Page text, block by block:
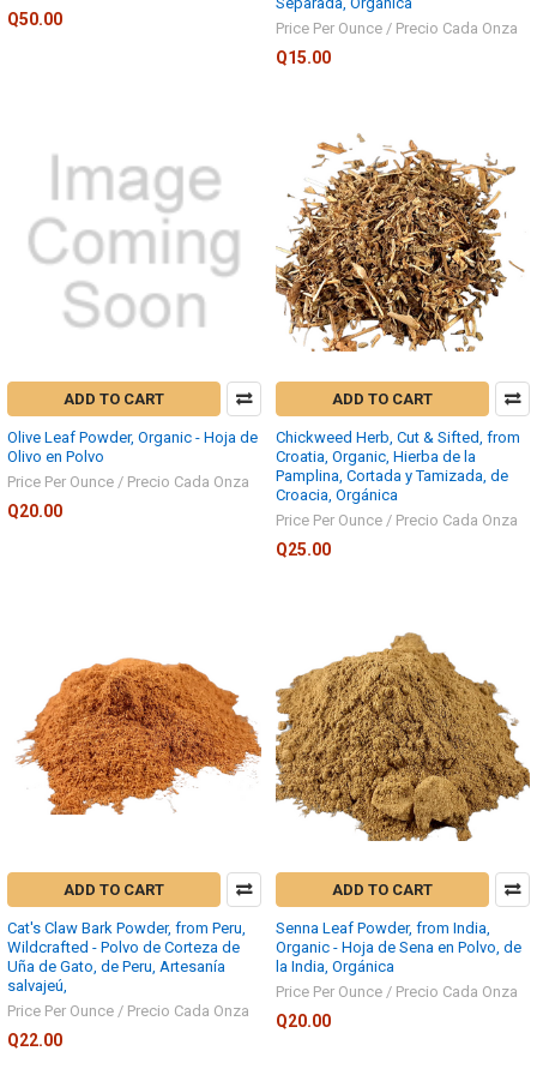
Q50.00
Price Per Ounce / Precio Cada Onza
Q15.00
ADD TO CART
Olive Leaf Powder, Organic - Hoja de
Olivo en Polvo
Price Per Ounce / Precio Cada Onza
Q20.00
ADD TO CART
Chickweed Herb, Cut & Sifted, from
Croatia, Organic, Hierba de la
Pamplina, Cortada y Tamizada, de
Croacia, Orgánica
Price Per Ounce / Precio Cada Onza
Q25.00
ADD TO CART
Cat's Claw Bark Powder, from Peru,
Wildcrafted - Polvo de Corteza de
Uña de Gato, de Peru, Artesanía
salvajeú,
Price Per Ounce / Precio Cada Onza
Q22.00
ADD TO CART
Senna Leaf Powder, from India,
Organic - Hoja de Sena en Polvo, de
la India, Orgánica
Price Per Ounce / Precio Cada Onza
Q20.00